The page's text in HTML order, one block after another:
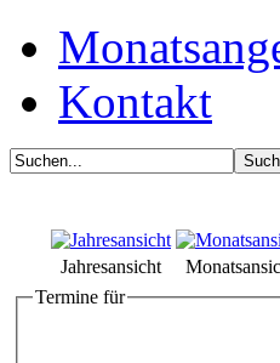
Kontakt
Jahresansicht
Termine für